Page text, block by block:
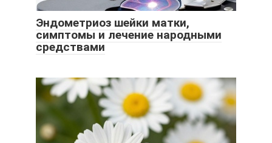
Эндометриоз шейки матки,
симптомы и лечение народными
средствами